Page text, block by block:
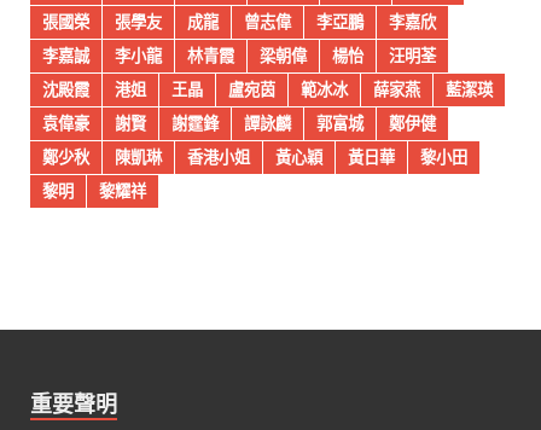
張國榮
張學友 成龍 曾志偉 李亞鵬
李嘉欣
李嘉誠
李小龍 林青霞 梁朝偉 楊怡
汪明荃
沈殿霞
港姐 王晶 盧宛茵 範冰冰 薛家燕
藍潔瑛
袁偉豪
謝賢 謝霆鋒 譚詠麟 郭富城
鄭伊健
鄭少秋
陳凱琳 香港小姐 黃心穎 黃日華
黎小田
黎明
黎耀祥
重要聲明